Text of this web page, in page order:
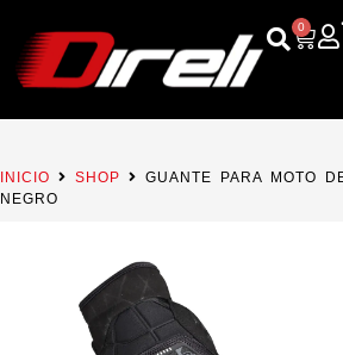
0
INICIO SHOP
GUANTE PARA MOTO
NEGRO